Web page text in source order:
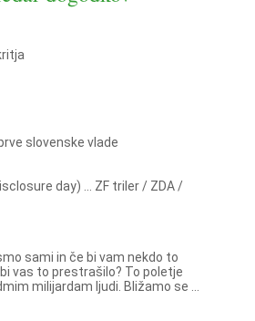
slovenske vlade
day) ... ZF triler / ZDA /
sami in če bi vam nekdo to
vas to prestrašilo? To poletje
milijardam ljudi. Bližamo se ...